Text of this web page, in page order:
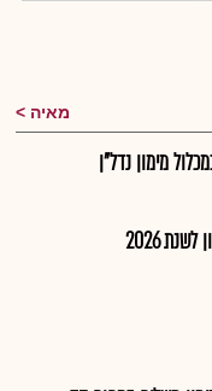
מאיה
מימון נדל"ן
2026